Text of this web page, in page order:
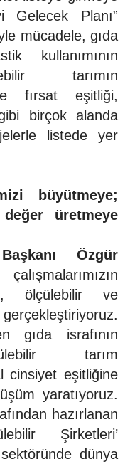
Gelecek Planı”
mücadele, gıda
kullanımının
tarımın
fırsat eşitliği,
birçok alanda
listede yer
büyütmeye;
üretmeye
Özgür
ölçülebilir ve
gıda israfının
tarım
cinsiyet eşitliğine
yaratıyoruz.
hazırlanan
Şirketleri’
dünya